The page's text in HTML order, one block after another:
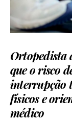
Ortopedista
que o risco
interrupção
físicos e
médico